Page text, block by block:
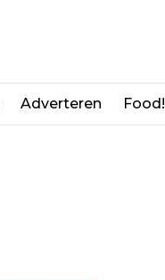
Adverteren Food!